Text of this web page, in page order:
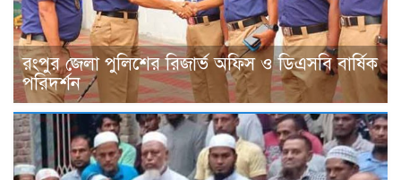
রংপুর জেলা পুলিশের রিজার্ভ অফিস ও ডিএসবি বার্ষিক
পরিদর্শন